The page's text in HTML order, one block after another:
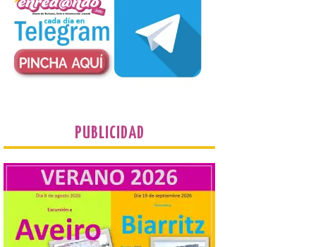
Fábrica de Luz. Museo de
la Energía (antigua central térmica de la
Minero Siderúrgica de Ponferrada –
MSP) y La Térmica Cultural (antigua
central de Compostilla […]
firme aquí” y la música del
grupo Carrion Folk,
protagonizan la oferta
cultural de este fin de
semana dentro del
programa Salamanca
Plazas y Patios
7 Ago 2026
PUBLICIDAD